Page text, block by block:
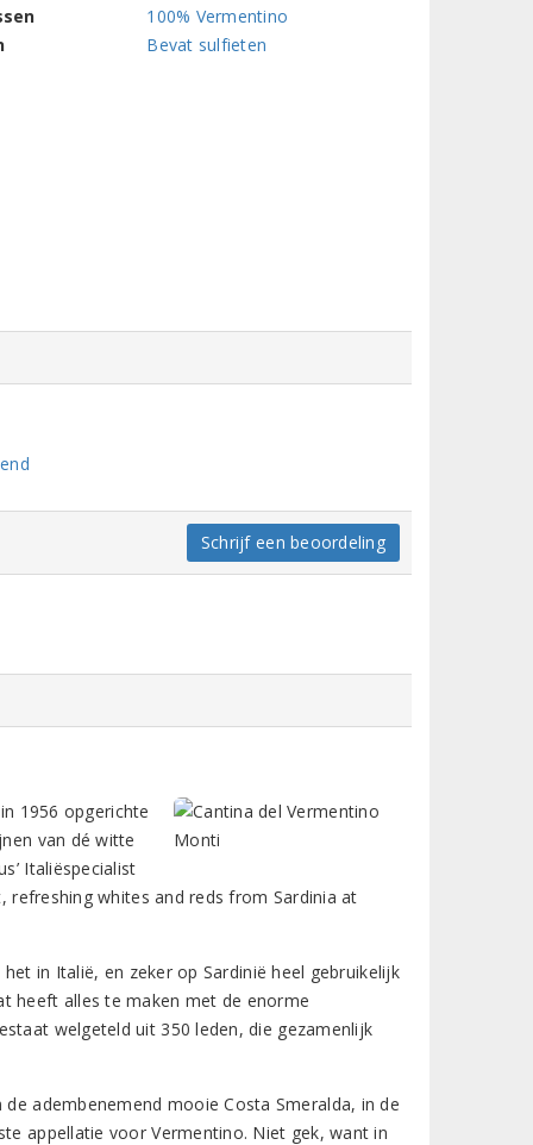
100% Vermentino
Bevat sulfieten
Schrijf een beoordeling
1956 opgerichte
van dé witte
Italiëspecialist
refreshing whites and reds from Sardinia at
in Italië, en zeker op Sardinië heel gebruikelijk
heeft alles te maken met de enorme
welgeteld uit 350 leden, die gezamenlijk
adembenemend mooie Costa Smeralda, in de
appellatie voor Vermentino. Niet gek, want in